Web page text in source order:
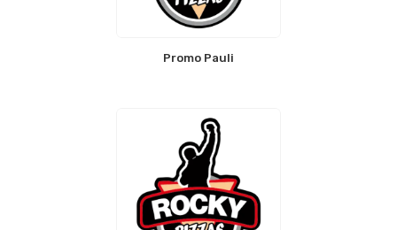
Promo Pauli